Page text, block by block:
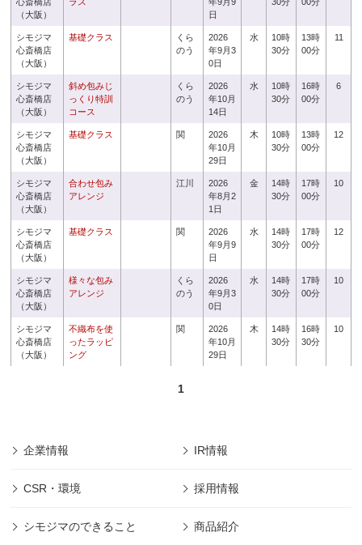
（大阪）
日
シモジマ
心斎橋店
（大阪）
基礎クラス
くら
のう
2026
年9月3
0日
水
10時
30分
13時
00分
11
シモジマ
心斎橋店
（大阪）
斜め包みじ
っくり特訓
コース
くら
のう
2026
年10月
14日
水
10時
30分
16時
00分
6
シモジマ
心斎橋店
（大阪）
基礎クラス 関
2026
年10月
29日
木
10時
30分
13時
00分
12
シモジマ
心斎橋店
（大阪）
合わせ包み
アレンジ
江川
2026
年8月2
1日
金
14時
30分
17時
00分
10
シモジマ
心斎橋店
（大阪）
基礎クラス 関
2026
年9月9
日
水
14時
30分
17時
00分
12
シモジマ
心斎橋店
（大阪）
様々な包み
アレンジ
くら
のう
2026
年9月3
0日
水
14時
30分
17時
00分
10
シモジマ
心斎橋店
（大阪）
不織布を使
ったラッピ
ング
関
2026
年10月
29日
木
14時
30分
16時
30分
10
1
企業情報 IR情報
CSR・環境 採用情報
シモジマのできること 商品紹介